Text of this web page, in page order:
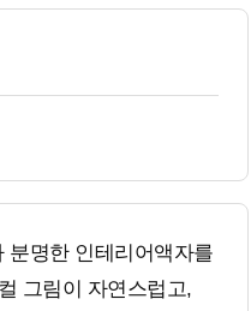
분명한 인테리어액자를
그림이 자연스럽고,